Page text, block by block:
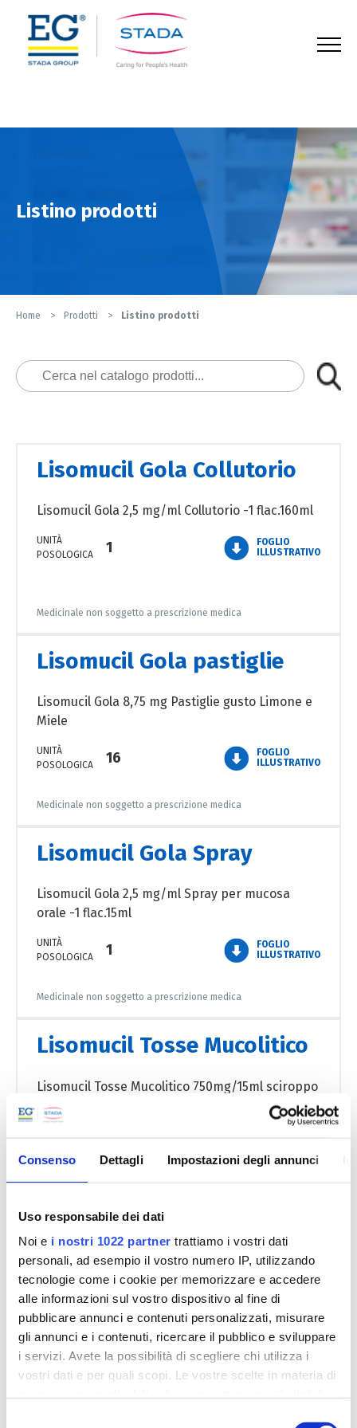
Consenso Dettagli Impostazioni degli annunci
Uso responsabile dei dati
Noi e i nostri 1022 partner trattiamo i vostri dati
personali, ad esempio il vostro numero IP, utilizzando
tecnologie come i cookie per memorizzare e accedere
alle informazioni sul vostro dispositivo al fine di
pubblicare annunci e contenuti personalizzati, misurare
gli annunci e i contenuti, ricercare il pubblico e sviluppare
i servizi. Avete la possibilità di scegliere chi utilizza i
vostri dati e per quali scopi. Le vostre scelte in materia di
Listino prodotti
Home Prodotti Listino prodotti
Lisomucil Gola Collutorio
Lisomucil Gola 2,5 mg/ml Collutorio -1 flac.160ml
UNITÀ
POSOLOGICA
1
FOGLIO
ILLUSTRATIVO
Medicinale non soggetto a prescrizione medica
Lisomucil Gola pastiglie
Lisomucil Gola 8,75 mg Pastiglie gusto Limone e
Miele
UNITÀ
POSOLOGICA
16
FOGLIO
ILLUSTRATIVO
Medicinale non soggetto a prescrizione medica
Lisomucil Gola Spray
Lisomucil Gola 2,5 mg/ml Spray per mucosa
orale -1 flac.15ml
UNITÀ
POSOLOGICA
1
FOGLIO
ILLUSTRATIVO
Medicinale non soggetto a prescrizione medica
Lisomucil Tosse Mucolitico
Lisomucil Tosse Mucolitico 750mg/15ml sciroppo
con zucchero - flacone da 200 ml
1
FOGLIO
senza zucchero - flacone da 200 ml
UNITÀ
POSOLOGICA
1
FOGLIO
Medicinale non soggetto a prescrizione medica
Lisomucil Tosse Mucolitico
Bambini